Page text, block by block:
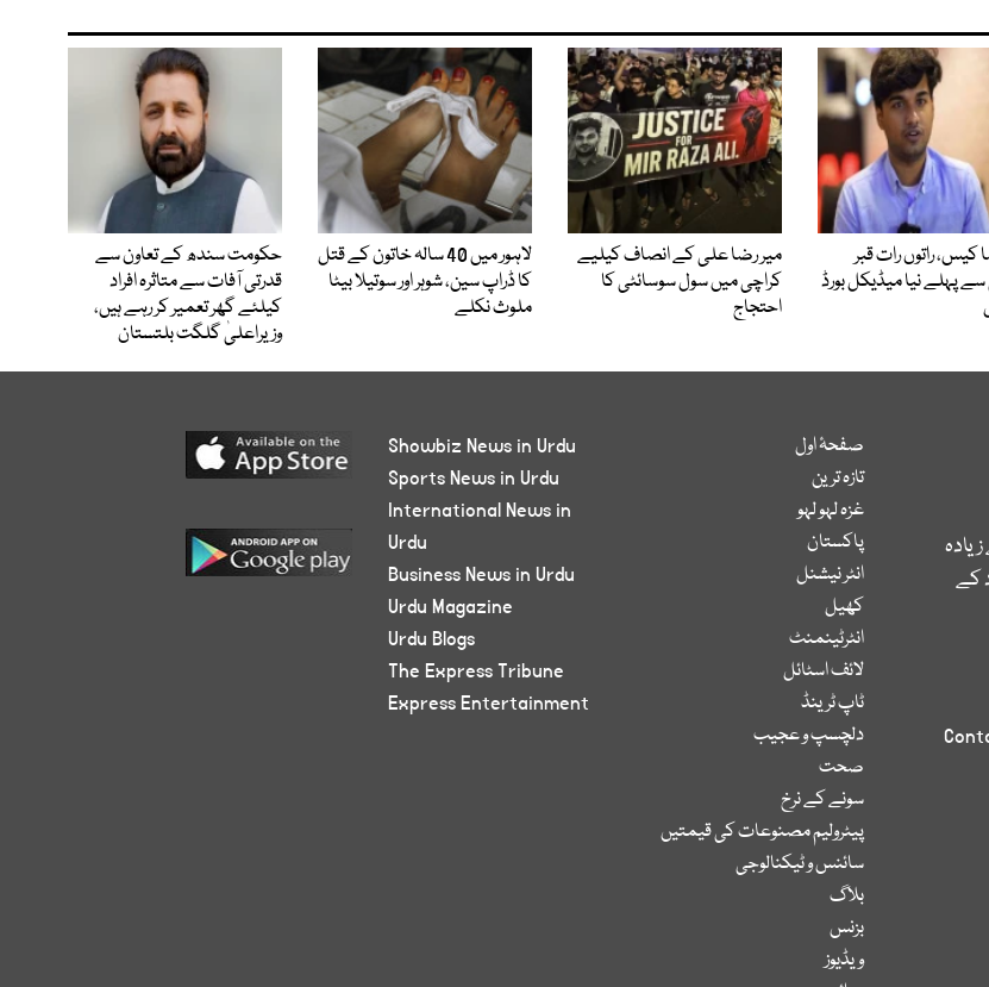
کیس، راتوں رات قبر
پہلے نیا میڈیکل بورڈ
میر رضا علی کے انصاف کیلیے
کراچی میں سول سوسائٹی کا
احتجاج
لاہور میں 40 سالہ خاتون کے قتل
کا ڈراپ سین، شوہر اور سوتیلا بیٹا
ملوث نکلے
حکومت سندھ کے تعاون سے
قدرتی آفات سے متاثرہ افراد
کیلئے گھر تعمیر کر رہے ہیں،
وزیراعلیٰ گلگت بلتستان
کے
صفحۂ اول
تازہ ترین
غزہ لہو لہو
پاکستان
انٹر نیشنل
کھیل
انٹرٹینمنٹ
لائف اسٹائل
ٹاپ ٹرینڈ
دلچسپ و عجیب
صحت
سونے کے نرخ
پیٹرولیم مصنوعات کی قیمتیں
سائنس و ٹیکنالوجی
بلاگ
بزنس
ویڈیوز
Showbiz News in Urdu
Sports News in Urdu
International News in
Urdu
Business News in Urdu
Urdu Magazine
Urdu Blogs
The Express Tribune
Express Entertainment